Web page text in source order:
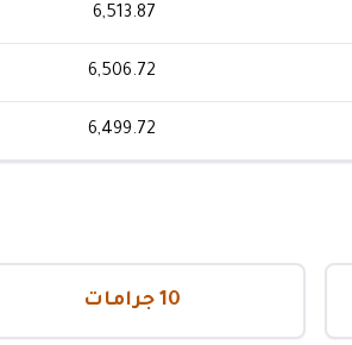
6,513.87
6,506.72
6,499.72
10 جرامات